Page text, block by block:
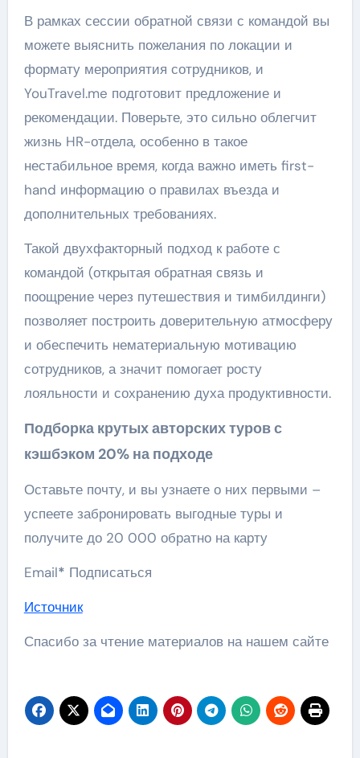
В рамках сессии обратной связи с командой вы
можете выяснить пожелания по локации и
формату мероприятия сотрудников, и
YouTravel.me подготовит предложение и
рекомендации. Поверьте, это сильно облегчит
жизнь HR-отдела, особенно в такое
нестабильное время, когда важно иметь first-
hand информацию о правилах въезда и
дополнительных требованиях.
Такой двухфакторный подход к работе с
командой (открытая обратная связь и
поощрение через путешествия и тимбилдинги)
позволяет построить доверительную атмосферу
и обеспечить нематериальную мотивацию
сотрудников, а значит помогает росту
лояльности и сохранению духа продуктивности.
Подборка крутых авторских туров с
кэшбэком 20% на подходе
Оставьте почту, и вы узнаете о них первыми –
успеете забронировать выгодные туры и
получите до 20 000 обратно на карту
Email* Подписаться
Источник
Спасибо за чтение материалов на нашем сайте